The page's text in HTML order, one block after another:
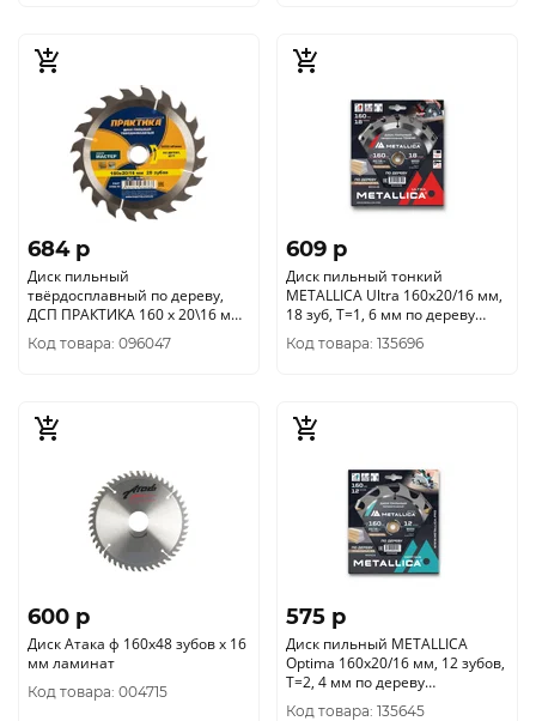
684 p
Диск пильный
твёрдосплавный по дереву,
ДСП ПРАКТИКА 160 х 20\16 мм,
20 зубов 030-368
Код товара: 096047
609 p
Диск пильный тонкий
METALLICA Ultra 160x20/16 мм,
18 зуб, Т=1, 6 мм по дереву
продольн., 903445
Код товара: 135696
600 p
Диск Атака ф 160х48 зубов х 16
мм ламинат
Код товара: 004715
575 p
Диск пильный METALLICA
Optima 160x20/16 мм, 12 зубов,
Т=2, 4 мм по дереву
продольный, 902516
Код товара: 135645